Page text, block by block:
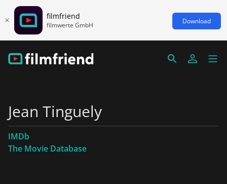
filmfriend
filmwerte GmbH Download
Jean Tinguely
IMDb
The Movie Database